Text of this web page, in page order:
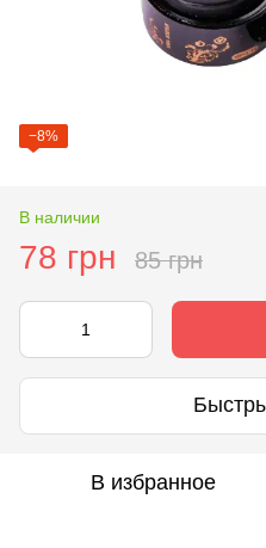
−8%
В наличии
78 грн 85 грн
В избранное